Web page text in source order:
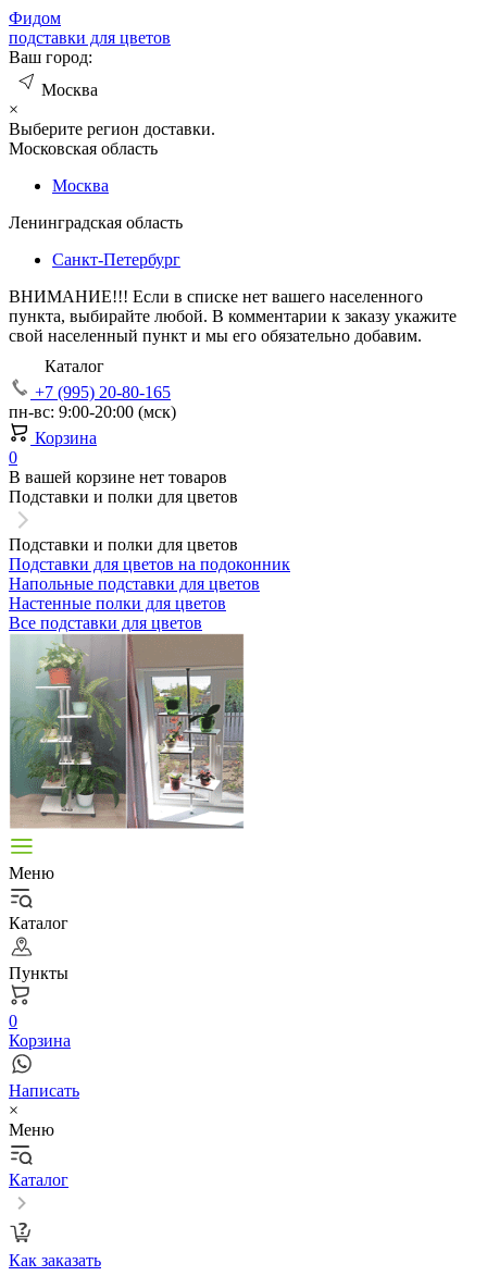
Фидом
подставки для цветов
Ваш город:
Москва
×
Выберите регион доставки.
Московская область
Москва
Ленинградская область
Санкт-Петербург
ВНИМАНИЕ!!! Если в списке нет вашего населенного
пункта, выбирайте любой. В комментарии к заказу укажите
свой населенный пункт и мы его обязательно добавим.
Каталог
+7 (995) 20-80-165
пн-вс: 9:00-20:00 (мск)
Корзина
0
В вашей корзине нет товаров
Подставки и полки для цветов
Подставки и полки для цветов
Подставки для цветов на подоконник
Напольные подставки для цветов
Настенные полки для цветов
Все подставки для цветов
Меню
Каталог
Пункты
0
Корзина
Написать
×
Меню
Каталог
Как заказать